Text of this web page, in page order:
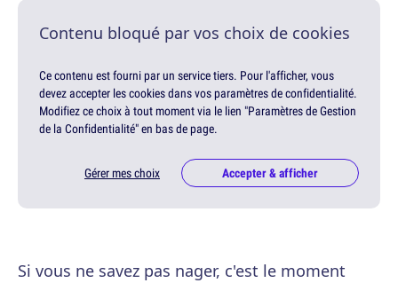
Contenu bloqué par vos choix de cookies
Ce contenu est fourni par un service tiers. Pour l'afficher, vous
devez accepter les cookies dans vos paramètres de confidentialité.
Modifiez ce choix à tout moment via le lien "Paramètres de Gestion
de la Confidentialité" en bas de page.
Gérer mes choix Accepter & afficher
Si vous ne savez pas nager, c'est le moment